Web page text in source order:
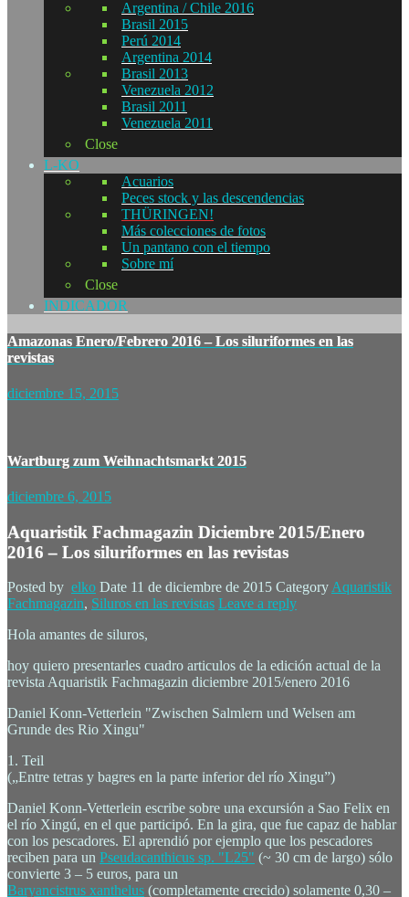
Argentina / Chile 2016
Brasil 2015
Perú 2014
Argentina 2014
Brasil 2013
Venezuela 2012
Brasil 2011
Venezuela 2011
Close
L-KO
Acuarios
Peces stock y las descendencias
THÜRINGEN!
Más colecciones de fotos
Un pantano con el tiempo
Sobre mí
Close
INDICADOR
Amazonas Enero/Febrero 2016 – Los siluriformes en las
revistas
diciembre 15, 2015
Wartburg zum Weihnachtsmarkt 2015
diciembre 6, 2015
Aquaristik Fachmagazin Diciembre 2015/Enero
2016 – Los siluriformes en las revistas
Posted by elko Date 11 de diciembre de 2015 Category Aquaristik
Fachmagazin, Siluros en las revistas Leave a reply
Hola amantes de siluros,
hoy quiero presentarles cuadro articulos de la edición actual de la
revista Aquaristik Fachmagazin diciembre 2015/enero 2016
Daniel Konn-Vetterlein "Zwischen Salmlern und Welsen am
Grunde des Rio Xingu"
1. Teil
(„Entre tetras y bagres en la parte inferior del río Xingu”)
Daniel Konn-Vetterlein escribe sobre una excursión a Sao Felix en
el río Xingú, en el que participó. En la gira, que fue capaz de hablar
con los pescadores. El aprendió por ejemplo que los pescadores
reciben para un Pseudacanthicus sp. "L25" (~ 30 cm de largo) sólo
convierte 3 – 5 euros, para un
Baryancistrus xanthelus (completamente crecido) solamente 0,30 –